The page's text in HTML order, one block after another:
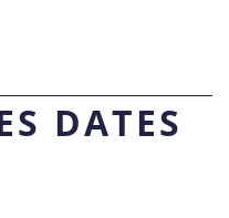
DATES